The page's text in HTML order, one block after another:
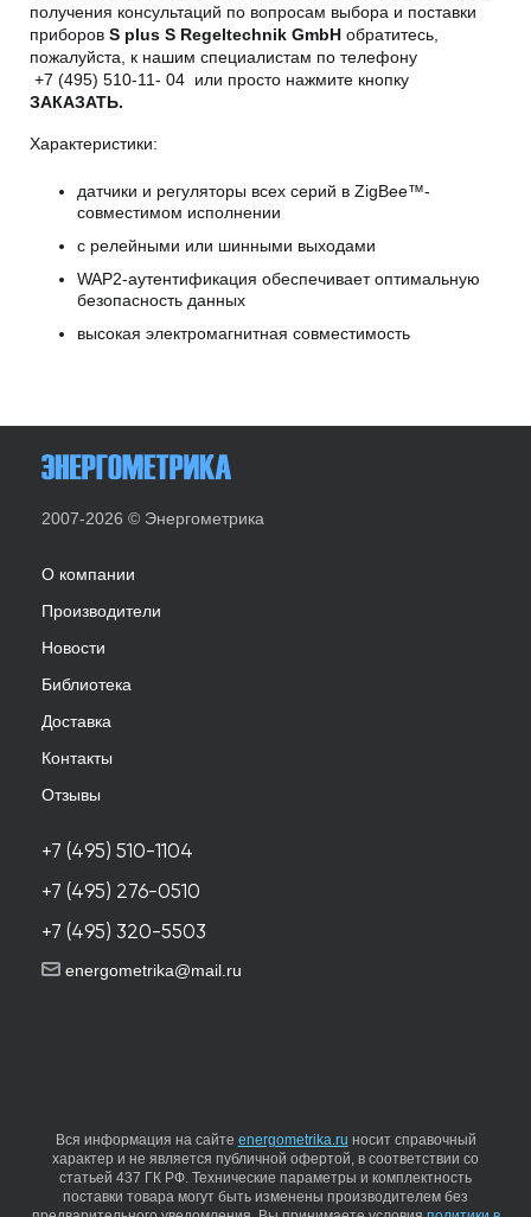
получения консультаций по вопросам выбора и поставки
приборов S plus S Regeltechnik GmbH обратитесь,
пожалуйста, к нашим специалистам по телефону
+7 (495) 510-11- 04 или просто нажмите кнопку
ЗАКАЗАТЬ.
Характеристики:
датчики и регуляторы всех серий в ZigBee™-
совместимом исполнении
с релейными или шинными выходами
WAP2-аутентификация обеспечивает оптимальную
безопасность данных
высокая электромагнитная совместимость
2007-2026 © Энергометрика
О компании
Производители
Новости
Библиотека
Доставка
Контакты
Отзывы
+7 (495) 510-1104
+7 (495) 276-0510
+7 (495) 320-5503
energometrika@mail.ru
Вся информация на сайте energometrika.ru носит справочный
характер и не является публичной офертой, в соответствии со
статьей 437 ГК РФ. Технические параметры и комплектность
поставки товара могут быть изменены производителем без